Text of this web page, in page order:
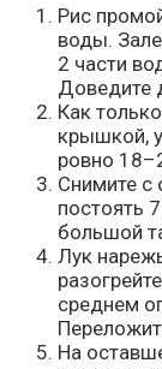
Рис
воды.
2 части
Доведите
Как
крышкой,
ровно
Снимите с
постоять
большой
Лук
среднем
На